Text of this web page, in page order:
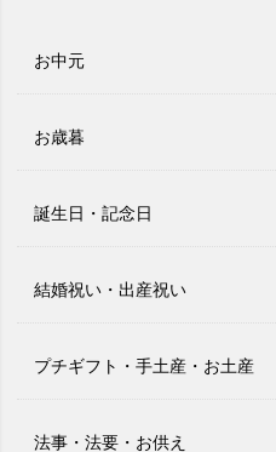
お中元
お歳暮
誕生日・記念日
結婚祝い・出産祝い
プチギフト・手土産・お土産
法事・法要・お供え